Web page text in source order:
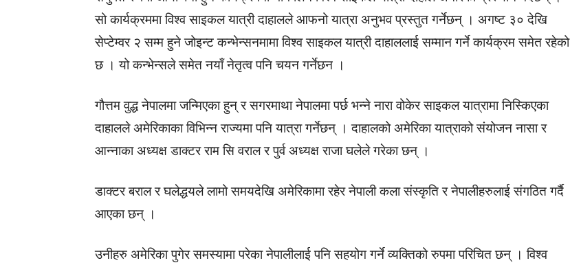
सो कार्यक्रममा विश्व साइकल यात्री दाहालले आफनो यात्रा अनुभव प्रस्तुत गर्नेछन् । अगष्ट ३० देखि
सेप्टेम्वर २ सम्म हुने जोइन्ट कन्भेन्सनमामा विश्व साइकल यात्री दाहाललाई सम्मान गर्ने कार्यक्रम समेत रहेको
छ । यो कन्भेन्सले समेत नयाँ नेतृत्व पनि चयन गर्नेछन ।
गौत्तम वुद्ध नेपालमा जन्मिएका हुन् र सगरमाथा नेपालमा पर्छ भन्ने नारा वोकेर साइकल यात्रामा निस्किएका
दाहालले अमेरिकाका विभिन्न राज्यमा पनि यात्रा गर्नेछन् । दाहालको अमेरिका यात्राको संयोजन नासा र
आन्नाका अध्यक्ष डाक्टर राम सि वराल र पुर्व अध्यक्ष राजा घलेले गरेका छन् ।
डाक्टर बराल र घलेद्धयले लामो समयदेखि अमेरिकामा रहेर नेपाली कला संस्कृति र नेपालीहरुलाई संगठित गर्दै
आएका छन् ।
उनीहरु अमेरिका पुगेर समस्यामा परेका नेपालीलाई पनि सहयोग गर्ने व्यक्तिको रुपमा परिचित छन् । विश्व